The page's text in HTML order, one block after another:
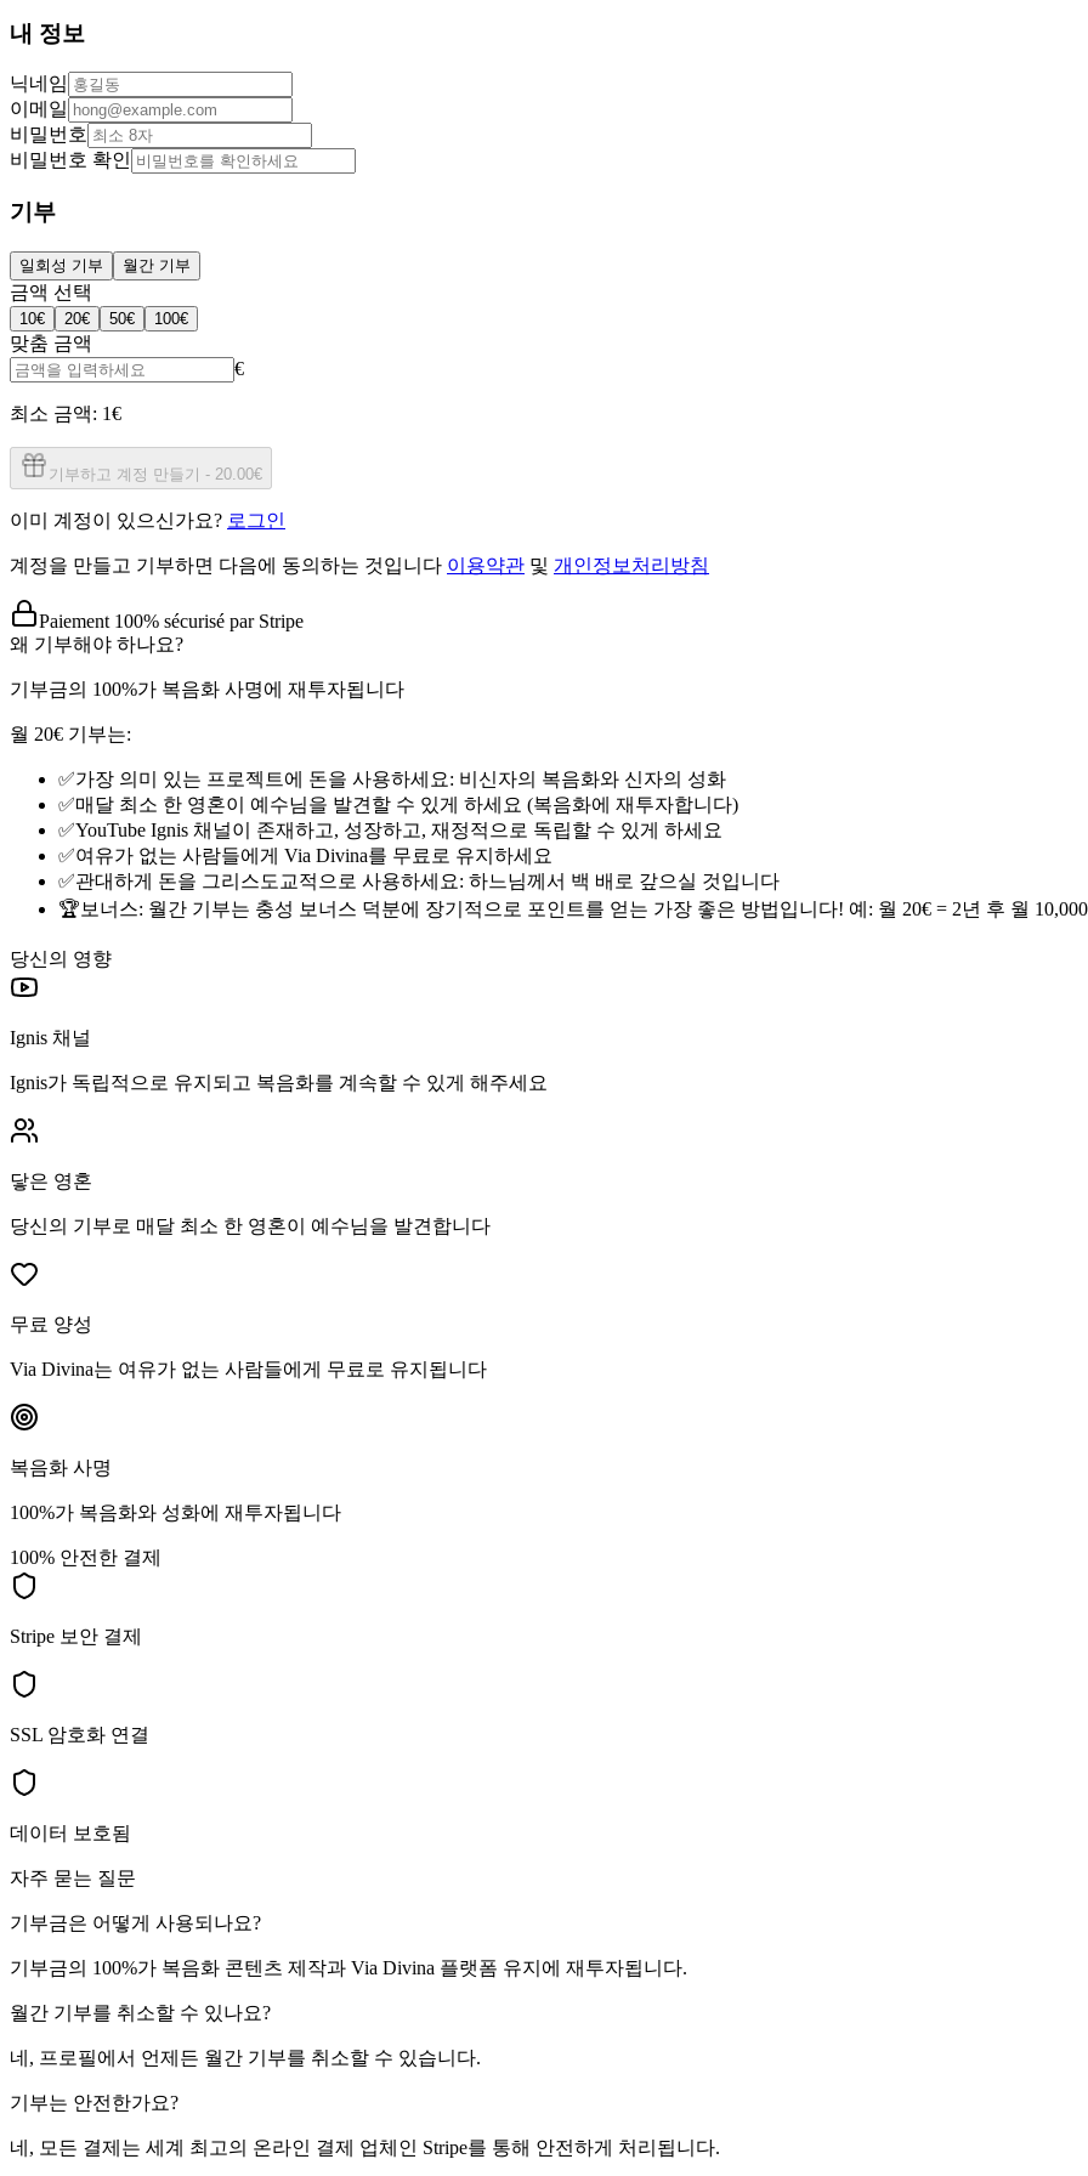
내 정보
닉네임
이메일
비밀번호
비밀번호 확인
기부
일회성 기부 월간 기부
금액 선택
10€ 20€ 50€ 100€
맞춤 금액
€
최소 금액: 1€
기부하고 계정 만들기 - 20.00€
이미 계정이 있으신가요? 로그인
계정을 만들고 기부하면 다음에 동의하는 것입니다 이용약관 및 개인정보처리방침
Paiement 100% sécurisé par Stripe
왜 기부해야 하나요?
기부금의 100%가 복음화 사명에 재투자됩니다
월 20€ 기부는:
✅가장 의미 있는 프로젝트에 돈을 사용하세요: 비신자의 복음화와 신자의 성화
✅매달 최소 한 영혼이 예수님을 발견할 수 있게 하세요 (복음화에 재투자합니다)
✅YouTube Ignis 채널이 존재하고, 성장하고, 재정적으로 독립할 수 있게 하세요
✅여유가 없는 사람들에게 Via Divina를 무료로 유지하세요
✅관대하게 돈을 그리스도교적으로 사용하세요: 하느님께서 백 배로 갚으실 것입니다
🏆 보너스: 월간 기부는 충성 보너스 덕분에 장기적으로 포인트를 얻는 가장 좋은 방법입니다! 예: 월 20€ = 2년 후 월
당신의 영향
Ignis 채널
Ignis가 독립적으로 유지되고 복음화를 계속할 수 있게 해주세요
닿은 영혼
당신의 기부로 매달 최소 한 영혼이 예수님을 발견합니다
무료 양성
Via Divina는 여유가 없는 사람들에게 무료로 유지됩니다
복음화 사명
100%가 복음화와 성화에 재투자됩니다
100% 안전한 결제
Stripe 보안 결제
SSL 암호화 연결
데이터 보호됨
자주 묻는 질문
기부금은 어떻게 사용되나요?
기부금의 100%가 복음화 콘텐츠 제작과 Via Divina 플랫폼 유지에 재투자됩니다.
월간 기부를 취소할 수 있나요?
네, 프로필에서 언제든 월간 기부를 취소할 수 있습니다.
기부는 안전한가요?
네, 모든 결제는 세계 최고의 온라인 결제 업체인 Stripe를 통해 안전하게 처리됩니다.